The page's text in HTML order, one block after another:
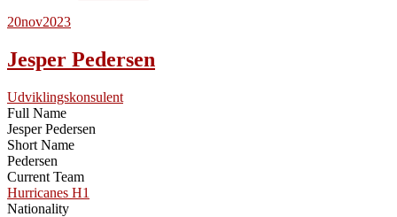
20nov2023
Jesper Pedersen
Udviklingskonsulent
Full Name
Jesper Pedersen
Short Name
Pedersen
Current Team
Hurricanes H1
Nationality